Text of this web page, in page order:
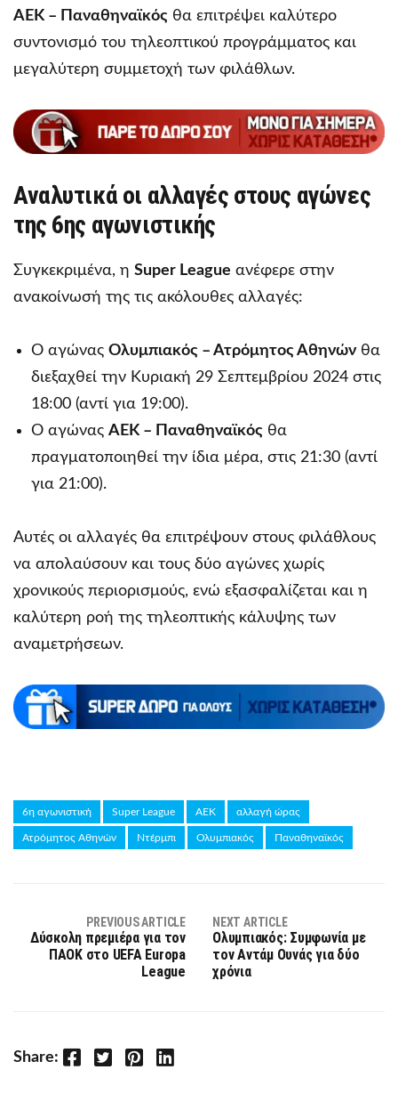
ΑΕΚ – Παναθηναϊκός θα επιτρέψει καλύτερο
συντονισμό του τηλεοπτικού προγράμματος και
μεγαλύτερη συμμετοχή των φιλάθλων.
Αναλυτικά οι αλλαγές στους αγώνες
της 6ης αγωνιστικής
Συγκεκριμένα, η Super League ανέφερε στην
ανακοίνωσή της τις ακόλουθες αλλαγές:
Ο αγώνας Ολυμπιακός – Ατρόμητος Αθηνώνθα
διεξαχθεί την Κυριακή 29 Σεπτεμβρίου 2024 στις
18:00 (αντί για 19:00).
Ο αγώνας ΑΕΚ – Παναθηναϊκός θα
πραγματοποιηθεί την ίδια μέρα, στις 21:30 (αντί
για 21:00).
Αυτές οι αλλαγές θα επιτρέψουν στους φιλάθλους
να απολαύσουν και τους δύο αγώνες χωρίς
χρονικούς περιορισμούς, ενώ εξασφαλίζεται και η
καλύτερη ροή της τηλεοπτικής κάλυψης των
αναμετρήσεων.
6η αγωνιστική Super League ΑΕΚ αλλαγή ώρας
Ατρόμητος Αθηνών Ντέρμπι Ολυμπιακός Παναθηναϊκός
PREVIOUS ARTICLE
Δύσκολη πρεμιέρα για τον
ΠΑΟΚ στο UEFA Europa
League
NEXT ARTICLE
Ολυμπιακός: Συμφωνία με
τον Αντάμ Ουνάς για δύο
χρόνια
Share: Facebook Twitter Pinterest LinkedIn